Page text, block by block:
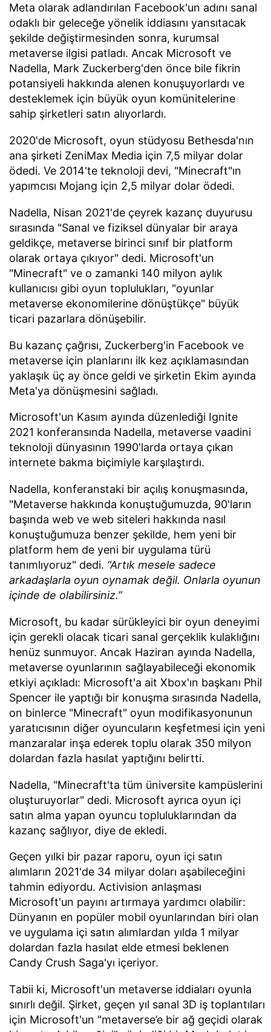
Meta olarak adlandırılan Facebook'un adını sanal
odaklı bir geleceğe yönelik iddiasını yansıtacak
şekilde değiştirmesinden sonra, kurumsal
metaverse ilgisi patladı. Ancak Microsoft ve
Nadella, Mark Zuckerberg'den önce bile fikrin
potansiyeli hakkında alenen konuşuyorlardı ve
desteklemek için büyük oyun komünitelerine
sahip şirketleri satın alıyorlardı.
2020'de Microsoft, oyun stüdyosu Bethesda'nın
ana şirketi ZeniMax Media için 7,5 milyar dolar
ödedi. Ve 2014'te teknoloji devi, "Minecraft"ın
yapımcısı Mojang için 2,5 milyar dolar ödedi.
Nadella, Nisan 2021'de çeyrek kazanç duyurusu
sırasında "Sanal ve fiziksel dünyalar bir araya
geldikçe, metaverse birinci sınıf bir platform
olarak ortaya çıkıyor" dedi. Microsoft'un
"Minecraft" ve o zamanki 140 milyon aylık
kullanıcısı gibi oyun toplulukları, "oyunlar
metaverse ekonomilerine dönüştükçe" büyük
ticari pazarlara dönüşebilir.
Bu kazanç çağrısı, Zuckerberg'in Facebook ve
metaverse için planlarını ilk kez açıklamasından
yaklaşık üç ay önce geldi ve şirketin Ekim ayında
Meta'ya dönüşmesini sağladı.
Microsoft'un Kasım ayında düzenlediği Ignite
2021 konferansında Nadella, metaverse vaadini
teknoloji dünyasının 1990'larda ortaya çıkan
internete bakma biçimiyle karşılaştırdı.
Nadella, konferanstaki bir açılış konuşmasında,
"Metaverse hakkında konuştuğumuzda, 90'ların
başında web ve web siteleri hakkında nasıl
konuştuğumuza benzer şekilde, hem yeni bir
platform hem de yeni bir uygulama türü
tanımlıyoruz" dedi. “Artık mesele sadece
arkadaşlarla oyun oynamak değil. Onlarla oyunun
içinde de olabilirsiniz.”
Microsoft, bu kadar sürükleyici bir oyun deneyimi
için gerekli olacak ticari sanal gerçeklik kulaklığını
henüz sunmuyor. Ancak Haziran ayında Nadella,
metaverse oyunlarının sağlayabileceği ekonomik
etkiyi açıkladı: Microsoft'a ait Xbox'ın başkanı Phil
Spencer ile yaptığı bir konuşma sırasında Nadella,
on binlerce "Minecraft" oyun modifikasyonunun
yaratıcısının diğer oyuncuların keşfetmesi için yeni
manzaralar inşa ederek toplu olarak 350 milyon
dolardan fazla hasılat yaptığını belirtti.
Nadella, "Minecraft'ta tüm üniversite kampüslerini
oluşturuyorlar" dedi. Microsoft ayrıca oyun içi
satın alma yapan oyuncu topluluklarından da
kazanç sağlıyor, diye de ekledi.
Geçen yılki bir pazar raporu, oyun içi satın
alımların 2021'de 34 milyar doları aşabileceğini
tahmin ediyordu. Activision anlaşması
Microsoft'un payını artırmaya yardımcı olabilir:
Dünyanın en popüler mobil oyunlarından biri olan
ve uygulama içi satın alımlardan yılda 1 milyar
dolardan fazla hasılat elde etmesi beklenen
Candy Crush Saga'yı içeriyor.
Tabii ki, Microsoft'un metaverse iddiaları oyunla
sınırlı değil. Şirket, geçen yıl sanal 3D iş toplantıları
için Microsoft'un "metaverse’e bir ağ geçidi olarak